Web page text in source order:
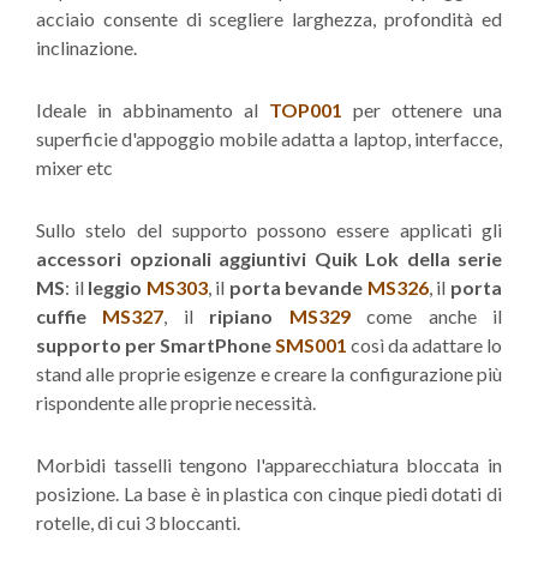
acciaio consente di scegliere larghezza, profondità ed
inclinazione.
Ideale in abbinamento al TOP001 per ottenere una
superficie d'appoggio mobile adatta a laptop, interfacce,
mixer etc
Sullo stelo del supporto possono essere applicati gli
accessori opzionali aggiuntivi Quik Lok della serie
MS: il leggio MS303, il porta bevande MS326, il porta
cuffie MS327, il ripiano MS329come anche il
supporto per SmartPhoneSMS001 così da adattare lo
stand alle proprie esigenze e creare la configurazione più
rispondente alle proprie necessità.
Morbidi tasselli tengono l'apparecchiatura bloccata in
posizione. La base è in plastica con cinque piedi dotati di
rotelle, di cui 3 bloccanti.